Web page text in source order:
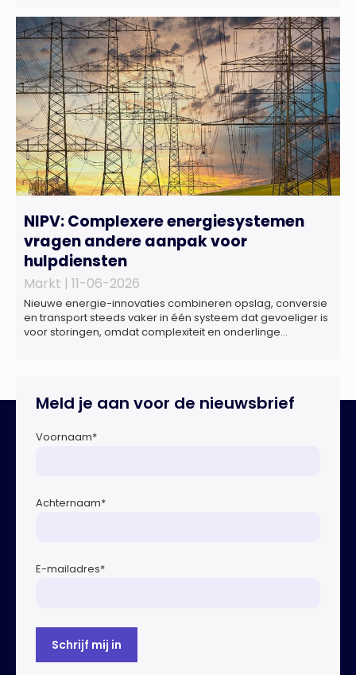
overnames verder uit. Naast M&A-advies kunnen
ondernemers, investeerders en dealteams vanaf nu ook
terecht voor ondersteuning op het gebied […]
NIPV: Complexere energiesystemen
vragen andere aanpak voor
hulpdiensten
Markt | 11-06-2026
Nieuwe energie-innovaties combineren opslag, conversie
en transport steeds vaker in één systeem dat gevoeliger is
voor storingen, omdat complexiteit en onderlinge
energiesysteem. Het betreft systemen waarbij elektriciteit
Meld je aan voor de nieuwsbrief
Voornaam*
Achternaam*
E-mailadres*